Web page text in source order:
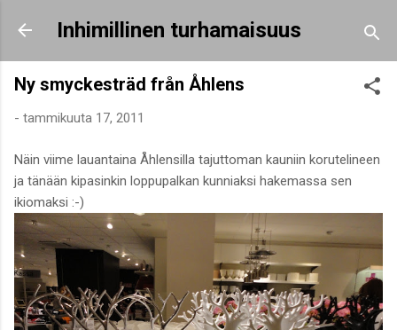
Siirry pääsisältöön
Inhimillinen turhamaisuus
Ny smyckesträd från Åhlens
- tammikuuta 17, 2011
Näin viime lauantaina Åhlensilla tajuttoman kauniin korutelineen
ja tänään kipasinkin loppupalkan kunniaksi hakemassa sen
ikiomaksi :-)